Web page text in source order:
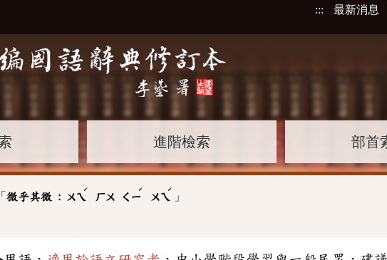
::: 最新消息
進階檢索 部首
微乎其微 : ㄨㄟ
ˊ
ㄏㄨ ㄑㄧ
ˊ
ㄨㄟ
ˊ
」